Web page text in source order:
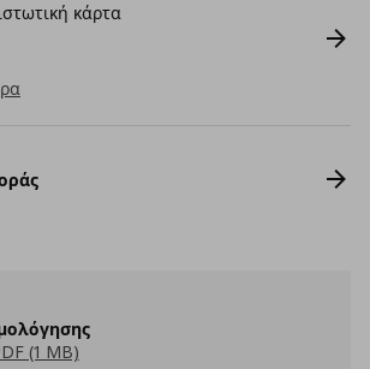
κάρτα
(1 MB)